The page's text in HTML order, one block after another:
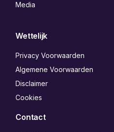
Media
Wettelijk
Privacy Voorwaarden
Algemene Voorwaarden
Disclaimer
Cookies
Contact